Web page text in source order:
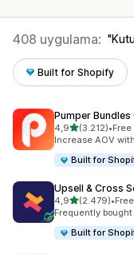
408 uygulama:
Built for Shopify
Pumper
4,95 yıldız
(3.212)
toplam 3212 •
Increase AOV
Built for
Upsell & Cross
4,95 yıldız
(2.479)
toplam 2479 •
Frequently
Built for